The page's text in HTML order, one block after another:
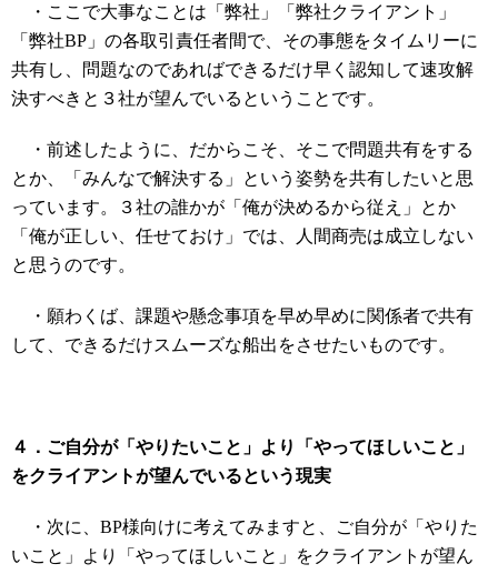
・ここで大事なことは「弊社」「弊社クライアント」
「弊社BP」の各取引責任者間で、その事態をタイムリーに
共有し、問題なのであればできるだけ早く認知して速攻解
決すべきと３社が望んでいるということです。
・前述したように、だからこそ、そこで問題共有をする
とか、「みんなで解決する」という姿勢を共有したいと思
っています。３社の誰かが「俺が決めるから従え」とか
「俺が正しい、任せておけ」では、人間商売は成立しない
と思うのです。
・願わくば、課題や懸念事項を早め早めに関係者で共有
して、できるだけスムーズな船出をさせたいものです。
４．ご自分が「やりたいこと」より「やってほしいこと」
をクライアントが望んでいるという現実
・次に、BP様向けに考えてみますと、ご自分が「やりた
いこと」より「やってほしいこと」をクライアントが望ん